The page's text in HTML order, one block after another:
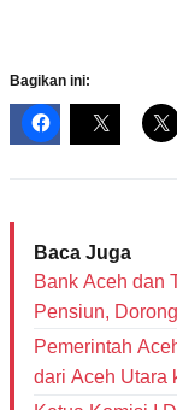
Bagikan ini:
Baca Juga
Bank Aceh dan
Pensiun,
Literasi
Pemerintah
dari Aceh Utara